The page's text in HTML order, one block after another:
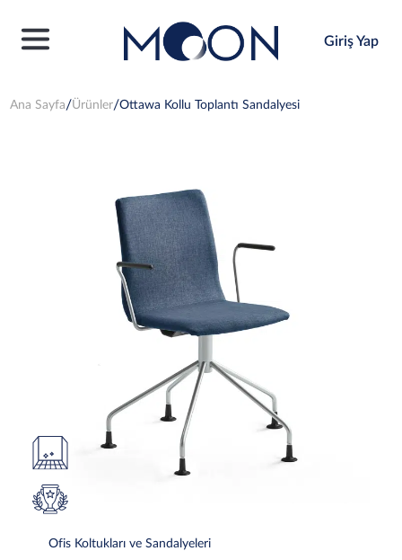
Giriş Yap
Ana Sayfa Ürünler Ottawa Kollu Toplantı Sandalyesi
Ofis Koltukları ve Sandalyeleri